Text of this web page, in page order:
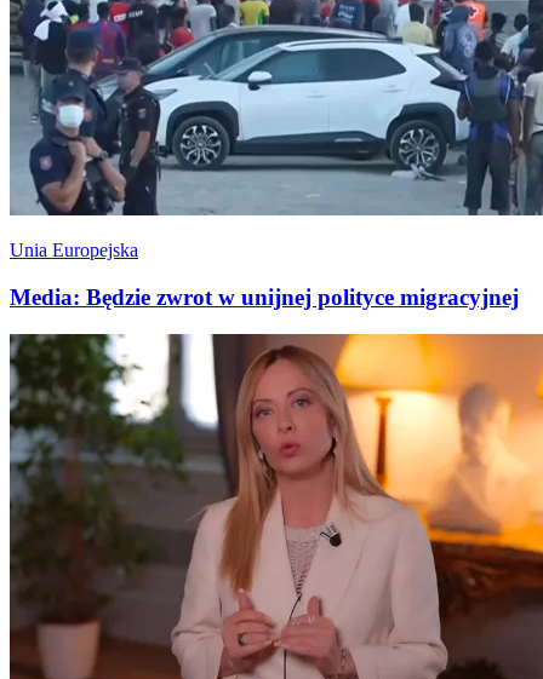
Unia Europejska
Media: Będzie zwrot w unijnej polityce migracyjnej